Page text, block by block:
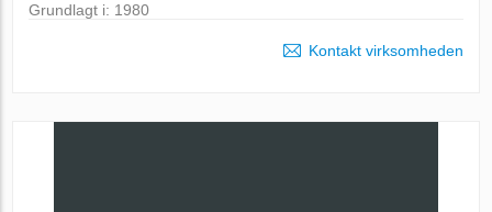
Grundlagt i: 1980
Kontakt virksomheden